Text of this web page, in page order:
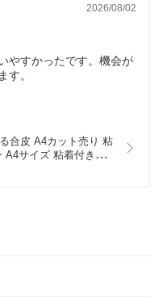
2026/08/02
やすかったです。機会が
す。
合皮 A4カット売り 粘
A4サイズ 粘着付きで